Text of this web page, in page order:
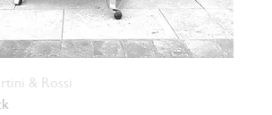
& Rossi